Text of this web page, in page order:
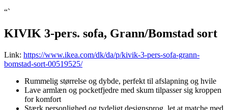
“`
KIVIK 3-pers. sofa, Grann/Bomstad sort
Link: https://www.ikea.com/dk/da/p/kivik-3-pers-sofa-grann-
bomstad-sort-00519525/
Rummelig størrelse og dybde, perfekt til afslapning og hvile
Lave armlæn og pocketfjedre med skum tilpasser sig kroppen
for komfort
Stærk personlighed og tydeligt designsprog, let at matche med